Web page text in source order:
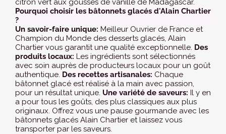
citron vert aux gousses de vanille de Madagascar.
Pourquoi choisir les bâtonnets glacés d'Alain Chartier
?
Un savoir-faire unique: Meilleur Ouvrier de France et
Champion du Monde des desserts glacés, Alain
Chartier vous garantit une qualité exceptionnelle. Des
produits locaux: Les ingrédients sont sélectionnés
avec soin auprès de producteurs locaux pour un goût
authentique. Des recettes artisanales: Chaque
bâtonnet glacé est réalisé à la main avec passion,
pour un résultat unique. Une variété de saveurs: Il y en
a pour tous les goûts, des plus classiques aux plus
originaux. Offrez vous une pause gourmande avec les
bâtonnets glacés Alain Chartier et laissez vous
transporter par les saveurs.